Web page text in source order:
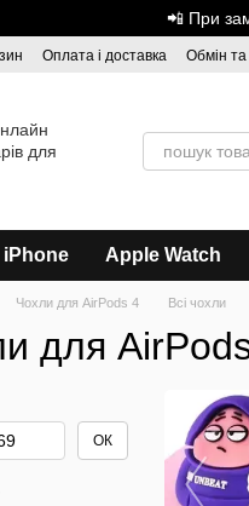
📲 При
Оплата і доставка Обмін
iPhone Apple Watch
Чохли для AirPods 4 Всі чохли
для
ОК